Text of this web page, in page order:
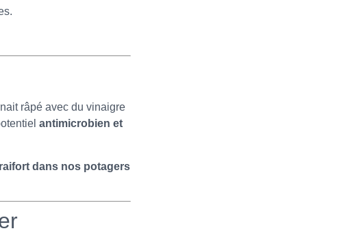
râpé avec du vinaigre
antimicrobien et
dans nos potagers